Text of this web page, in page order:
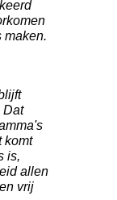
maken.
Dat
komt
is,
allen
vrij